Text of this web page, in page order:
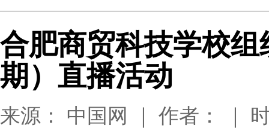
合肥商贸科技学校组
期）直播活动
来源： 中国网 ｜ 作者： ｜